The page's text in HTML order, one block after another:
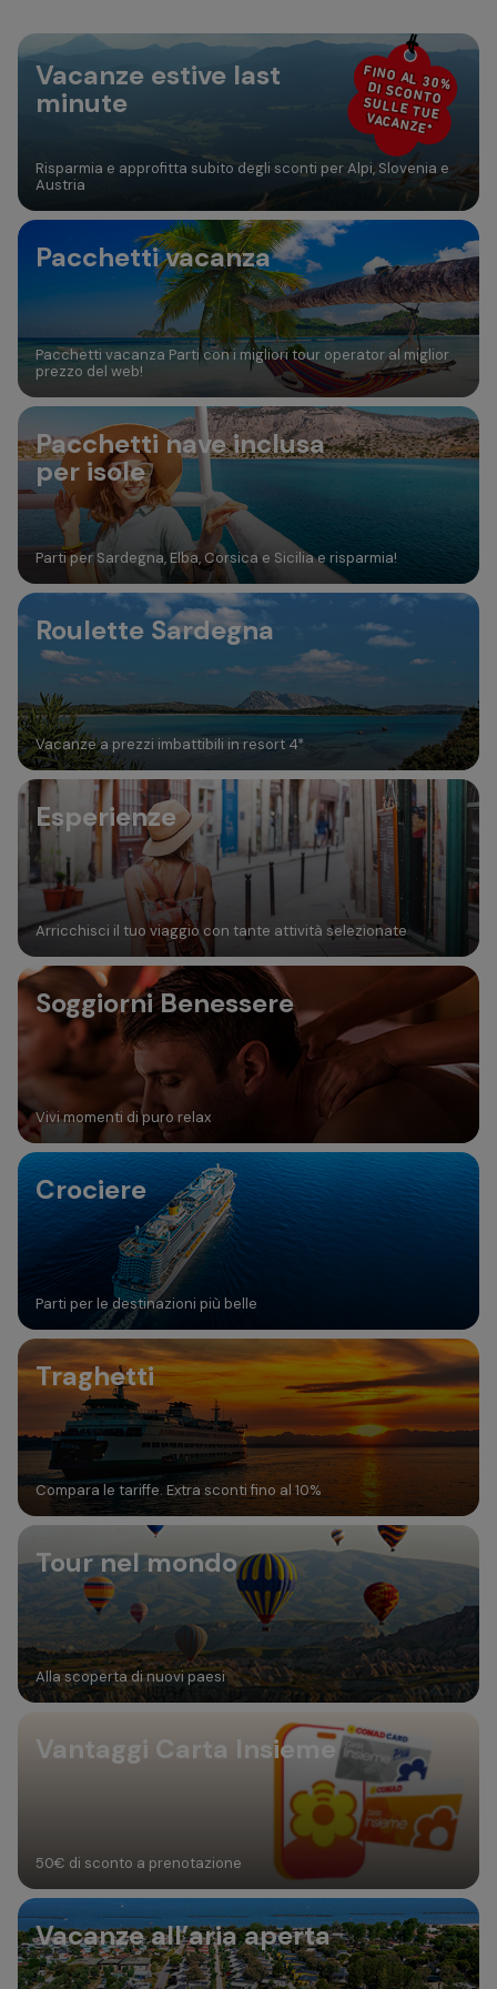
Aggiungi camera
FINO AL 30%
DI SCONTO
SULLE TUE
VACANZE*
Vacanze estive last
minute
Risparmia e approfitta subito degli sconti per Alpi, Slovenia e
Austria
Pacchetti vacanza
Pacchetti vacanza Parti con i migliori tour operator al miglior
prezzo del web!
Pacchetti nave inclusa
per isole
Parti per Sardegna, Elba, Corsica e Sicilia e risparmia!
Roulette Sardegna
Vacanze a prezzi imbattibili in resort 4*
Esperienze
Arricchisci il tuo viaggio con tante attività selezionate
Soggiorni Benessere
Vivi momenti di puro relax
Crociere
Parti per le destinazioni più belle
Traghetti
Compara le tariffe. Extra sconti fino al 10%
Tour nel mondo
Alla scoperta di nuovi paesi
Vantaggi Carta Insieme
50€ di sconto a prenotazione
Vacanze all’aria aperta